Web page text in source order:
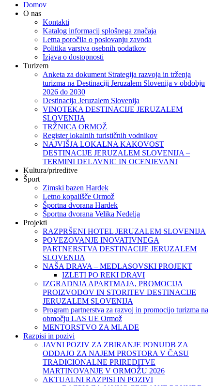
Domov
O nas
Kontakti
Katalog informacij splošnega značaja
Letna poročila o poslovanju zavoda
Politika varstva osebnih podatkov
Izjava o dostopnosti
Turizem
Anketa za dokument Strategija razvoja in trženja
turizma na Destinaciji Jeruzalem Slovenija v obdobju
2026 do 2030
Destinacija Jeruzalem Slovenija
VINOTEKA DESTINACIJE JERUZALEM
SLOVENIJA
TRŽNICA ORMOŽ
Register lokalnih turističnih vodnikov
NAJVIŠJA LOKALNA KAKOVOST
DESTINACIJE JERUZALEM SLOVENIJA –
TERMINI DELAVNIC IN OCENJEVANJ
Kultura/prireditve
Šport
Zimski bazen Hardek
Letno kopališče Ormož
Športna dvorana Hardek
Športna dvorana Velika Nedelja
Projekti
RAZPRŠENI HOTEL JERUZALEM SLOVENIJA
POVEZOVANJE INOVATIVNEGA
PARTNERSTVA DESTINACIJE JERUZALEM
SLOVENIJA
NAŠA DRAVA – MEDLASOVSKI PROJEKT
IZLETI PO REKI DRAVI
IZGRADNJA APARTMAJA, PROMOCIJA
PROIZVODOV IN STORITEV DESTINACIJE
JERUZALEM SLOVENIJA
Program partnerstva za razvoj in promocijo turizma na
območju LAS UE Ormož
MENTORSTVO ZA MLADE
Razpisi in pozivi
JAVNI POZIV ZA ZBIRANJE PONUDB ZA
ODDAJO ZA NAJEM PROSTORA V ČASU
TRADICIONALNE PRIREDITVE
MARTINOVANJE V ORMOŽU 2026
AKTUALNI RAZPISI IN POZIVI